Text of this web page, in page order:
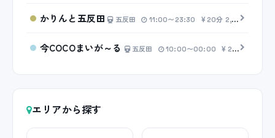
かりんと五反田 五反田 11:00〜23:30 20分 2,500円〜
今COCOまいが～る 五反田 10:00〜00:00 20分 4,000円〜
エリアから探す